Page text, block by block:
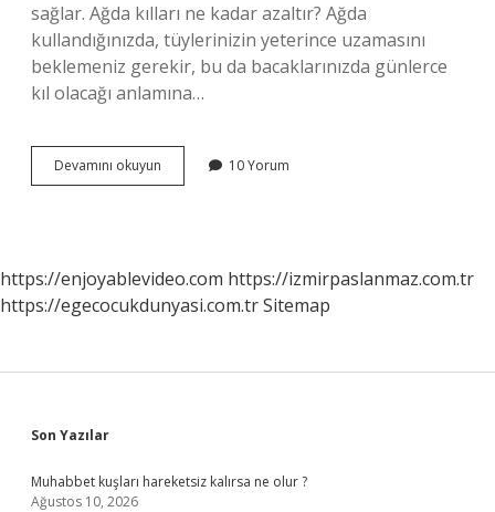
sağlar. Ağda kılları ne kadar azaltır? Ağda
kullandığınızda, tüylerinizin yeterince uzamasını
beklemeniz gerekir, bu da bacaklarınızda günlerce
kıl olacağı anlamına…
Devamını okuyun
Ağda
10 Yorum
https://enjoyablevideo.com https://izmirpaslanmaz.com.tr
https://egecocukdunyasi.com.trSitemap
Sidebar
Son Yazılar
Muhabbet kuşları hareketsiz kalırsa ne olur ?
Ağustos 10, 2026